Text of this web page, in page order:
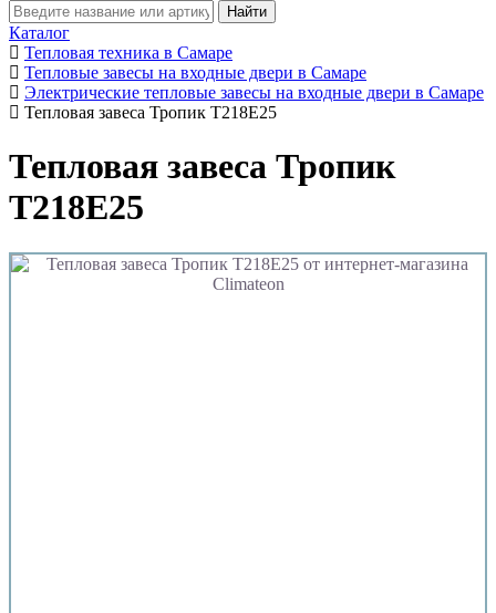
Каталог
Тепловая техника в Самаре
Тепловые завесы на входные двери в Самаре
Электрические тепловые завесы на входные двери в Самаре
Тепловая завеса Тропик T218E25
Тепловая завеса Тропик
T218E25